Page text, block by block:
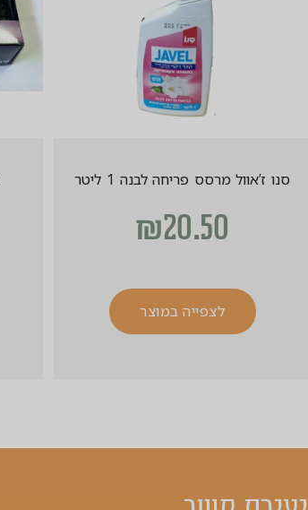
סנו ז’אוול מרסס פריחה לבנה 1 ליטר
₪20.50
לצפייה במוצר